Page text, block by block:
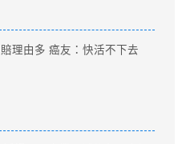
理由多 癌友：快活不下去